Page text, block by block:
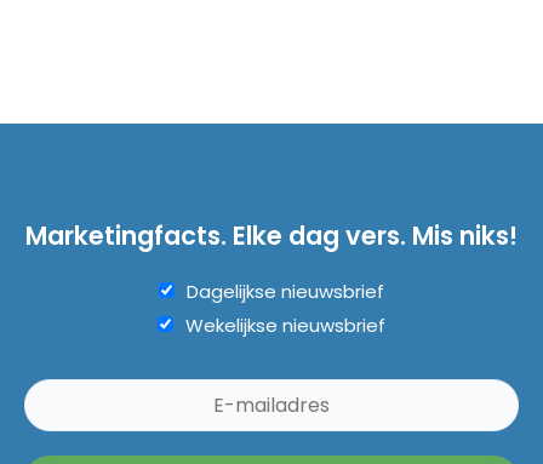
Marketingfacts. Elke dag vers. Mis niks!
Dagelijkse nieuwsbrief
Wekelijkse nieuwsbrief